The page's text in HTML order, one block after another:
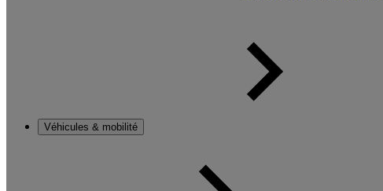
Véhicules & mobilité